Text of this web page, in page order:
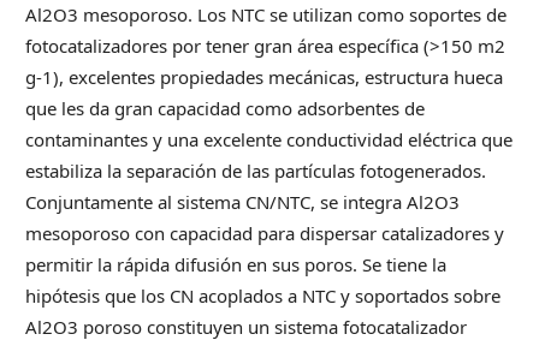
Al2O3 mesoporoso. Los NTC se utilizan como soportes de
fotocatalizadores por tener gran área específica (>150 m2
g-1), excelentes propiedades mecánicas, estructura hueca
que les da gran capacidad como adsorbentes de
contaminantes y una excelente conductividad eléctrica que
estabiliza la separación de las partículas fotogenerados.
Conjuntamente al sistema CN/NTC, se integra Al2O3
mesoporoso con capacidad para dispersar catalizadores y
permitir la rápida difusión en sus poros. Se tiene la
hipótesis que los CN acoplados a NTC y soportados sobre
Al2O3 poroso constituyen un sistema fotocatalizador